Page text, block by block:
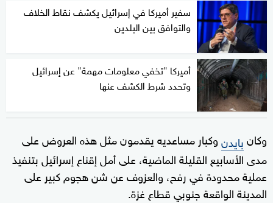
سفير أميركا في إسرائيل يكشف نقاط الخلاف
والتوافق بين البلدين
أميركا "تخفي معلومات مهمة" عن إسرائيل
وتحدد شرط الكشف عنها
وكانبايدنوكبار مساعديه يقدمون مثل هذه العروض على
مدى الأسابيع القليلة الماضية، على أمل إقناع إسرائيل بتنفيذ
عملية محدودة في رفح، والعزوف عن شن هجوم كبير على
المدينة الواقعة جنوبي قطاع غزة.